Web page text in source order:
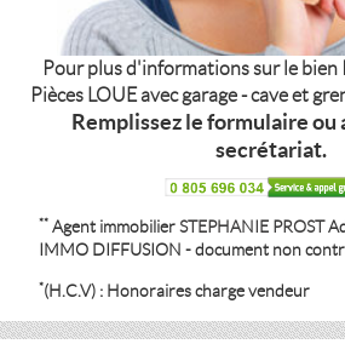
Pour plus d'informations sur le bien
Pièces LOUE avec garage - cave et
Remplissez le formulaire ou
secrétariat.
** Agent immobilier STEPHANIE PROST
IMMO DIFFUSION - document non
*(H.C.V) : Honoraires charge vendeur